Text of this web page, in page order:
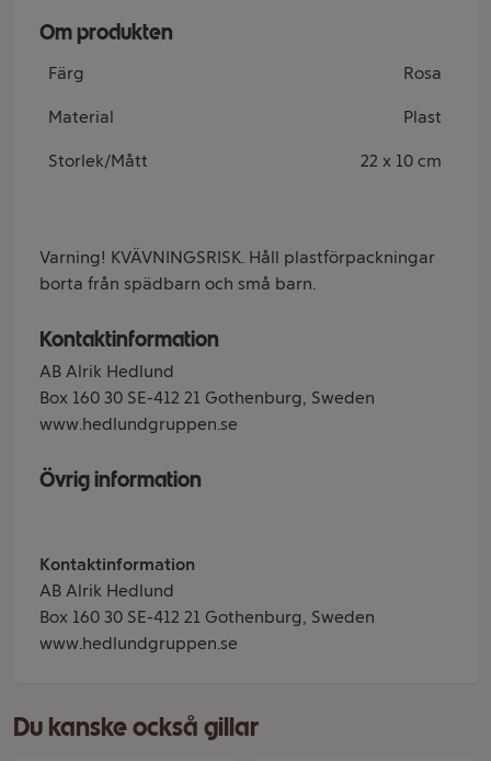
Om produkten
Färg Rosa
Material Plast
Storlek/Mått 22 x 10 cm
Varning! KVÄVNINGSRISK. Håll plastförpackningar
borta från spädbarn och små barn.
Kontaktinformation
AB Alrik Hedlund
Box 160 30 SE-412 21 Gothenburg, Sweden
www.hedlundgruppen.se
Övrig information
Kontaktinformation
AB Alrik Hedlund
Box 160 30 SE-412 21 Gothenburg, Sweden
www.hedlundgruppen.se
Du kanske också gillar